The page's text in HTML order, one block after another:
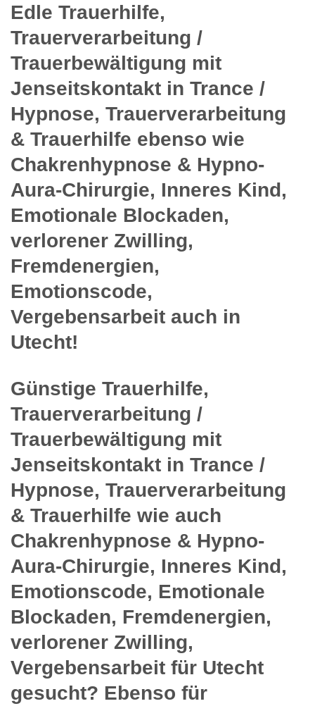
Edle Trauerhilfe,
Trauerverarbeitung /
Trauerbewältigung mit
Jenseitskontakt in Trance /
Hypnose, Trauerverarbeitung
& Trauerhilfe ebenso wie
Chakrenhypnose & Hypno-
Aura-Chirurgie, Inneres Kind,
Emotionale Blockaden,
verlorener Zwilling,
Fremdenergien,
Emotionscode,
Vergebensarbeit auch in
Utecht!
Günstige Trauerhilfe,
Trauerverarbeitung /
Trauerbewältigung mit
Jenseitskontakt in Trance /
Hypnose, Trauerverarbeitung
& Trauerhilfe wie auch
Chakrenhypnose & Hypno-
Aura-Chirurgie, Inneres Kind,
Emotionscode, Emotionale
Blockaden, Fremdenergien,
verlorener Zwilling,
Vergebensarbeit für Utecht
gesucht? Ebenso für